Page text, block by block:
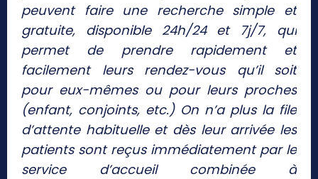
peuvent faire une recherche simple et
gratuite, disponible 24h/24 et 7j/7, qui
permet de prendre rapidement et
facilement leurs rendez-vous qu’il soit
pour eux-mêmes ou pour leurs proches
(enfant, conjoints, etc.) On n’a plus la file
d’attente habituelle et dès leur arrivée les
patients sont reçus immédiatement par le
service d’accueil combinée à